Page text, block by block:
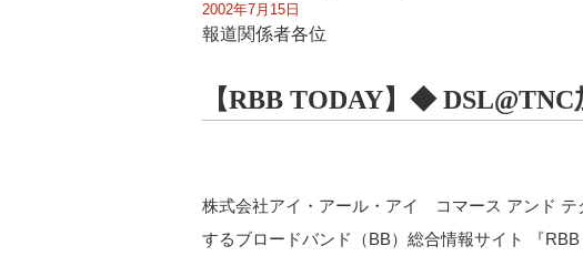
2002年7月15日
報道関係者各位
【RBB TODAY】◆
株式会社アイ・アール・アイ コマース アンド テ
するブロードバンド（BB）総合情報サイト 『